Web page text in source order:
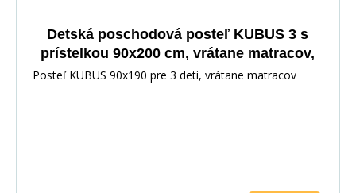
Detská poschodová posteľ KUBUS 3 s
prístelkou 90x200 cm, vrátane matracov,
Prírodná/Biela
Posteľ KUBUS 90x190 pre 3 deti, vrátane matracov